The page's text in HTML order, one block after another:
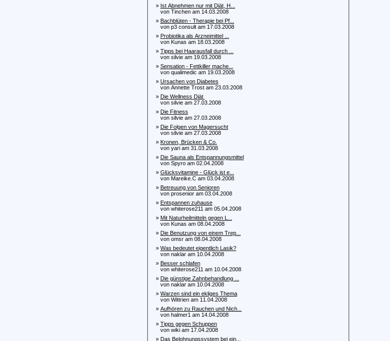
» Ist Abnehmen nur mit Diät, H...
von Tinchen am 14.03.2008
» Bachblüten - Therapie bei Pf...
von p3 consult am 17.03.2008
» Probiotika als Arzneimittel ...
von Kunas am 18.03.2008
» Tipps bei Haarausfall durch ...
von silvie am 19.03.2008
» Sensation - Fettkiller mache...
von qualimedic am 19.03.2008
» Ursachen von Diabetes
von Annette Trost am 23.03.2008
» Die Wellness Diät
von silvie am 27.03.2008
» Die Fitness
von silvie am 27.03.2008
» Die Folgen von Magersucht
von silvie am 27.03.2008
» Kronen, Brücken & Co.
von yari am 31.03.2008
» Die Sauna als Entspannungsmittel
von Spyro am 02.04.2008
» Glücksvitamine - Glück ist e...
von Mareike.C am 03.04.2008
» Betreuung von Senioren
von prosenior am 03.04.2008
» Entspannen zuhause
von whiterose211 am 05.04.2008
» Mit Naturheilmitteln gegen L...
von Kunas am 08.04.2008
» Die Benutzung von einem Trep...
von omsr am 08.04.2008
» Was bedeutet eigentlich Lasik?
von naklar am 10.04.2008
» Besser schlafen
von whiterose211 am 10.04.2008
» Die günstige Zahnbehandlung ...
von naklar am 10.04.2008
» Warzen sind ein ekliges Thema
von Wittrien am 11.04.2008
» Aufhören zu Rauchen und Nich...
von halmer1 am 14.04.2008
» Tipps gegen Schuppen
von wiki am 17.04.2008
» Das Belohnungssystem bei ein...